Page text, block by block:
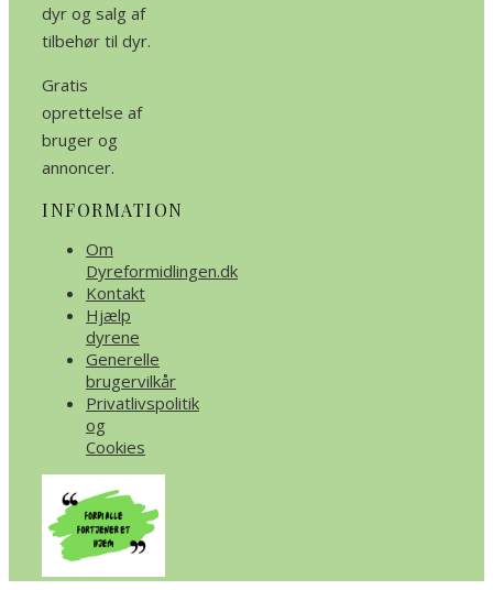
dyr og salg af
tilbehør til dyr.
Gratis
oprettelse af
bruger og
annoncer.
INFORMATION
Om
Dyreformidlingen.dk
Kontakt
Hjælp
dyrene
Generelle
brugervilkår
Privatlivspolitik
og
Cookies